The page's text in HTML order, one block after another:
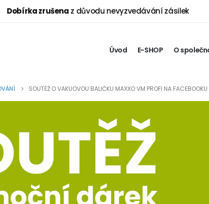
Dobírka zrušena z důvodu nevyzvedávání zásilek
Úvod E-SHOP O
SOUTĚŽ O VAKUOVOU BALIČKU MAXXO VM PROFI NA FACEBOOKU